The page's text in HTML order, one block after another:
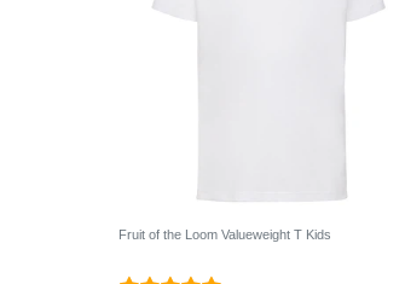
Fruit of the Loom Valueweight T Kids